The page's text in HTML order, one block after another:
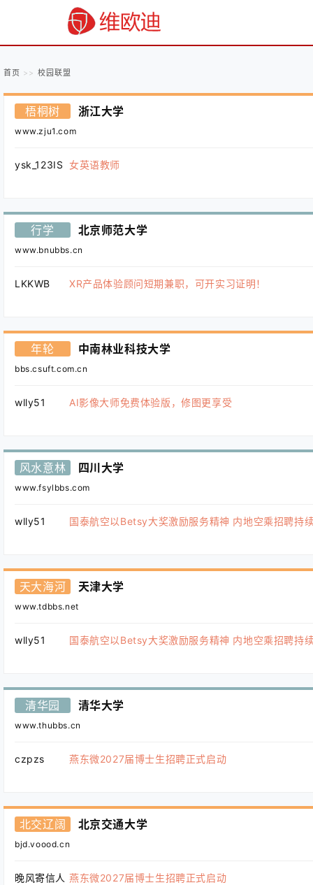
首页 校园联盟
梧桐树 浙江大学
www.zju1.com
ysk_123IS 女英语教师
行学 北京师范大学
www.bnubbs.cn
LKKWB XR产品体验顾问短期兼职，可开实习证明！
年轮 中南林业科技大学
bbs.csuft.com.cn
wlly51 AI影像大师免费体验版，修图更享受
风水意林 四川大学
www.fsylbbs.com
wlly51 国泰航空以Betsy大奖激励服务精神 内地空乘招聘持
天大海河 天津大学
www.tdbbs.net
wlly51 国泰航空以Betsy大奖激励服务精神 内地空乘招聘持
清华园 清华大学
www.thubbs.cn
czpzs 燕东微2027届博士生招聘正式启动
北交辽阔 北京交通大学
bjd.voood.cn
晚风寄信人 燕东微2027届博士生招聘正式启动